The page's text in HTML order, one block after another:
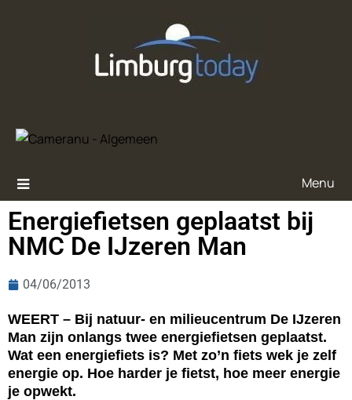
Menu
Energiefietsen geplaatst bij
NMC De IJzeren Man
04/06/2013
WEERT – Bij natuur- en milieucentrum De IJzeren
Man zijn onlangs twee energiefietsen geplaatst.
Wat een energiefiets is? Met zo’n fiets wek je zelf
energie op. Hoe harder je fietst, hoe meer energie
je opwekt.